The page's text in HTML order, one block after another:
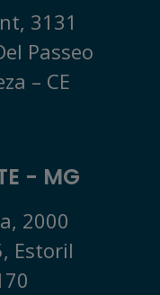
3131
Passeo
– CE
- MG
2000
Estoril